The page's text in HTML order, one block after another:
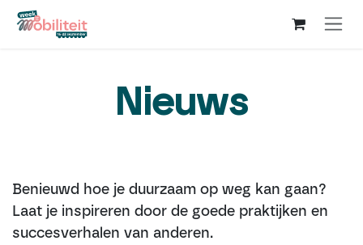
Overslaan naar inhoud
Nieuws
Benieuwd hoe je duurzaam op weg kan gaan?
Laat je inspireren door de goede praktijken en
succesverhalen van anderen.